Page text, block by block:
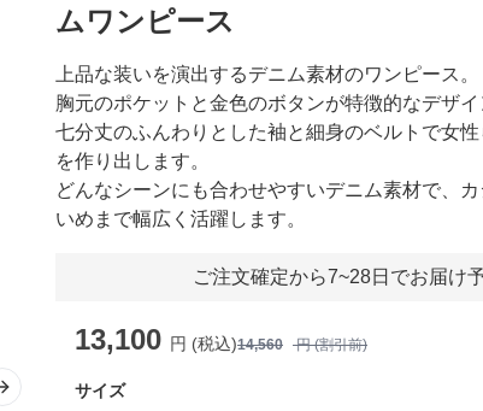
Next slide
ムワンピース
上品な装いを演出するデニム素材のワンピース。
胸元のポケットと金色のボタンが特徴的なデザイ
七分丈のふんわりとした袖と細身のベルトで女性
を作り出します。
どんなシーンにも合わせやすいデニム素材で、
いめまで幅広く活躍します。
ご注文確定から7~28日でお届け
13,100 円 (税込)14,560 円 (割引前)
サイズ